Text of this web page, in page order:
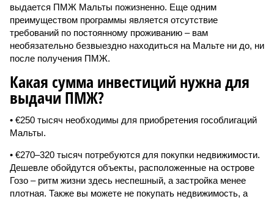
выдается ПМЖ Мальты пожизненно. Еще одним
преимуществом программы является отсутствие
требований по постоянному проживанию – вам
необязательно безвыездно находиться на Мальте ни до, ни
после получения ПМЖ.
Какая сумма инвестиций нужна для
выдачи ПМЖ?
• €250 тысяч необходимы для приобретения гособлигаций
Мальты.
• €270–320 тысяч потребуются для покупки недвижимости.
Дешевле обойдутся объекты, расположенные на острове
Гозо – ритм жизни здесь неспешный, а застройка менее
плотная. Также вы можете не покупать недвижимость, а